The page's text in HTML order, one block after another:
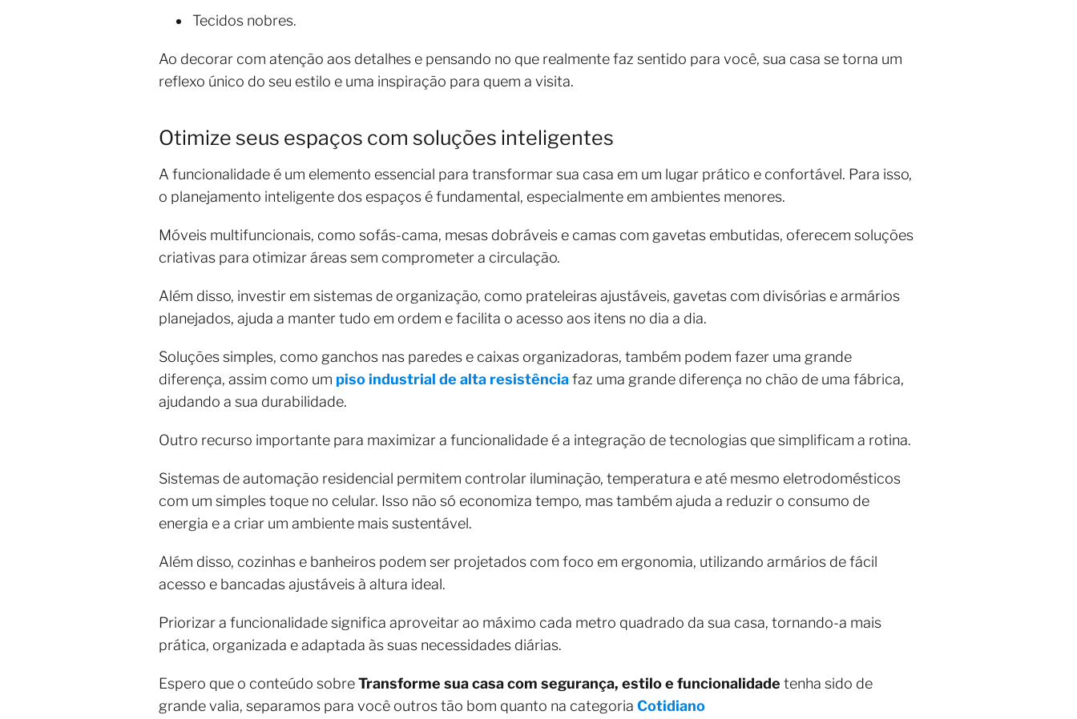
Tecidos nobres.
Ao decorar com atenção aos detalhes e pensando no que realmente faz sentido para você, sua casa se torna um
reflexo único do seu estilo e uma inspiração para quem a visita.
Otimize seus espaços com soluções inteligentes
A funcionalidade é um elemento essencial para transformar sua casa em um lugar prático e confortável. Para isso,
o planejamento inteligente dos espaços é fundamental, especialmente em ambientes menores.
Móveis multifuncionais, como sofás-cama, mesas dobráveis e camas com gavetas embutidas, oferecem soluções
criativas para otimizar áreas sem comprometer a circulação.
Além disso, investir em sistemas de organização, como prateleiras ajustáveis, gavetas com divisórias e armários
planejados, ajuda a manter tudo em ordem e facilita o acesso aos itens no dia a dia.
Soluções simples, como ganchos nas paredes e caixas organizadoras, também podem fazer uma grande
diferença, assim como um piso industrial de alta resistênciafaz uma grande diferença no chão de uma fábrica,
ajudando a sua durabilidade.
Outro recurso importante para maximizar a funcionalidade é a integração de tecnologias que simplificam a rotina.
Sistemas de automação residencial permitem controlar iluminação, temperatura e até mesmo eletrodomésticos
com um simples toque no celular. Isso não só economiza tempo, mas também ajuda a reduzir o consumo de
energia e a criar um ambiente mais sustentável.
Além disso, cozinhas e banheiros podem ser projetados com foco em ergonomia, utilizando armários de fácil
acesso e bancadas ajustáveis à altura ideal.
Priorizar a funcionalidade significa aproveitar ao máximo cada metro quadrado da sua casa, tornando-a mais
prática, organizada e adaptada às suas necessidades diárias.
Espero que o conteúdo sobreTransforme sua casa com segurança, estilo e funcionalidade tenha sido de
grande valia, separamos para você outros tão bom quanto na categoria Cotidiano